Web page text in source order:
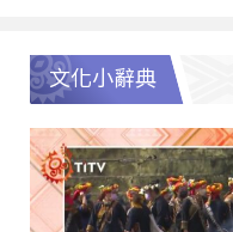
文化小辭典